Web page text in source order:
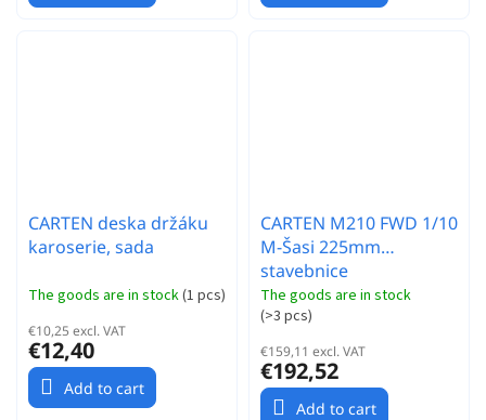
CARTEN deska držáku
karoserie, sada
The goods are in stock(1 pcs)
€10,25 excl. VAT
€12,40
Add to cart
CARTEN M210 FWD 1/10
M-Šasi 225mm
stavebnice
The goods are in stock
(>3 pcs)
€159,11 excl. VAT
€192,52
Add to cart